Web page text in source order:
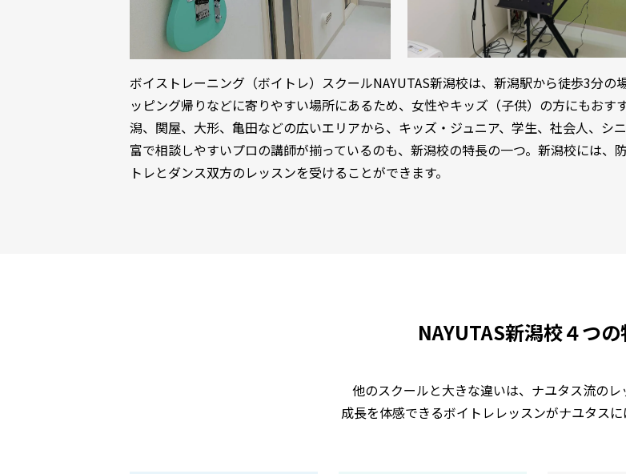
ボイストレーニング（ボイトレ）スクールNAYUTAS新潟校は、新潟駅から徒歩3分
ッピング帰りなどに寄りやすい場所にあるため、女性やキッズ（子供）の方にもお
潟、関屋、大形、亀田などの広いエリアから、キッズ・ジュニア、学生、社会人、シ
富で相談しやすいプロの講師が揃っているのも、新潟校の特長の一つ。新潟校には、
トレとダンス双方のレッスンを受けることができます。
NAYUTAS新潟校４つ
他のスクールと大きな違いは、 ナユタス流のレ
成長を体感できるボイトレレッスンがナユタスに